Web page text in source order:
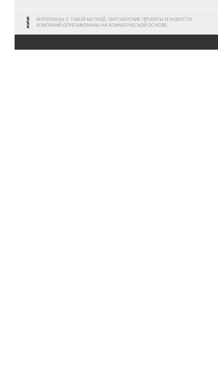
МАТЕРИАЛЫ С ТАКОЙ МЕТКОЙ, ПАРТНЕРСКИЕ ПРОЕКТЫ И НОВОСТИ
КОМПАНИЙ ОПУБЛИКОВАНЫ НА КОММЕРЧЕСКОЙ ОСНОВЕ